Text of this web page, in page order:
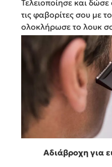
Τελειοποίησε και
τις φαβορίτες σου με
ολοκλήρωσε το λουκ
Αδιάβροχη για